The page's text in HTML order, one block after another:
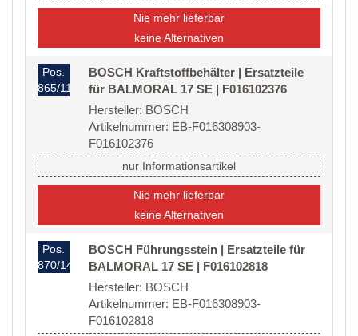
Nie mehr lieferbar
keine Alternativen
Pos.
865/11
BOSCH Kraftstoffbehälter | Ersatzteile
für BALMORAL 17 SE | F016102376
Hersteller: BOSCH
Artikelnummer: EB-F016308903-
F016102376
nur Informationsartikel
Nie mehr lieferbar
keine Alternativen
Pos.
870/14
BOSCH Führungsstein | Ersatzteile für
BALMORAL 17 SE | F016102818
Hersteller: BOSCH
Artikelnummer: EB-F016308903-
F016102818